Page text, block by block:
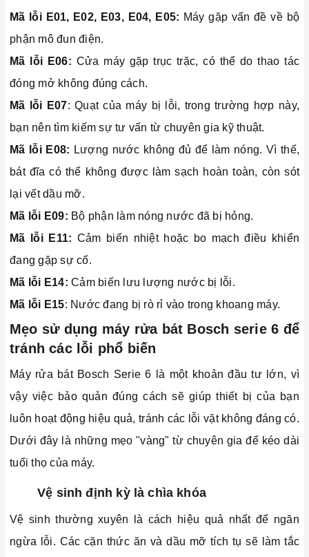
Mã lỗi E01, E02, E03, E04, E05: Máy gặp vấn đề về bộ
phận mô đun điện.
Mã lỗi E06: Cửa máy gặp trục trặc, có thể do thao tác
đóng mở không đúng cách.
Mã lỗi E07: Quạt của máy bị lỗi, trong trường hợp này,
bạn nên tìm kiếm sự tư vấn từ chuyên gia kỹ thuật.
Mã lỗi E08: Lượng nước không đủ để làm nóng. Vì thế,
bát đĩa có thể không được làm sạch hoàn toàn, còn sót
lại vết dầu mỡ.
Mã lỗi E09: Bộ phận làm nóng nước đã bị hỏng.
Mã lỗi E11: Cảm biến nhiệt hoặc bo mạch điều khiển
đang gặp sự cố.
Mã lỗi E14: Cảm biến lưu lượng nước bị lỗi.
Mã lỗi E15: Nước đang bị rò rỉ vào trong khoang máy.
Mẹo sử dụng máy rửa bát Bosch serie 6 để
tránh các lỗi phổ biến
Máy rửa bát Bosch Serie 6 là một khoản đầu tư lớn, vì
vậy việc bảo quản đúng cách sẽ giúp thiết bị của bạn
luôn hoạt động hiệu quả, tránh các lỗi vặt không đáng có.
Dưới đây là những mẹo "vàng" từ chuyên gia để kéo dài
tuổi thọ của máy.
Vệ sinh định kỳ là chìa khóa
Vệ sinh thường xuyên là cách hiệu quả nhất để ngăn
ngừa lỗi. Các cặn thức ăn và dầu mỡ tích tụ sẽ làm tắc